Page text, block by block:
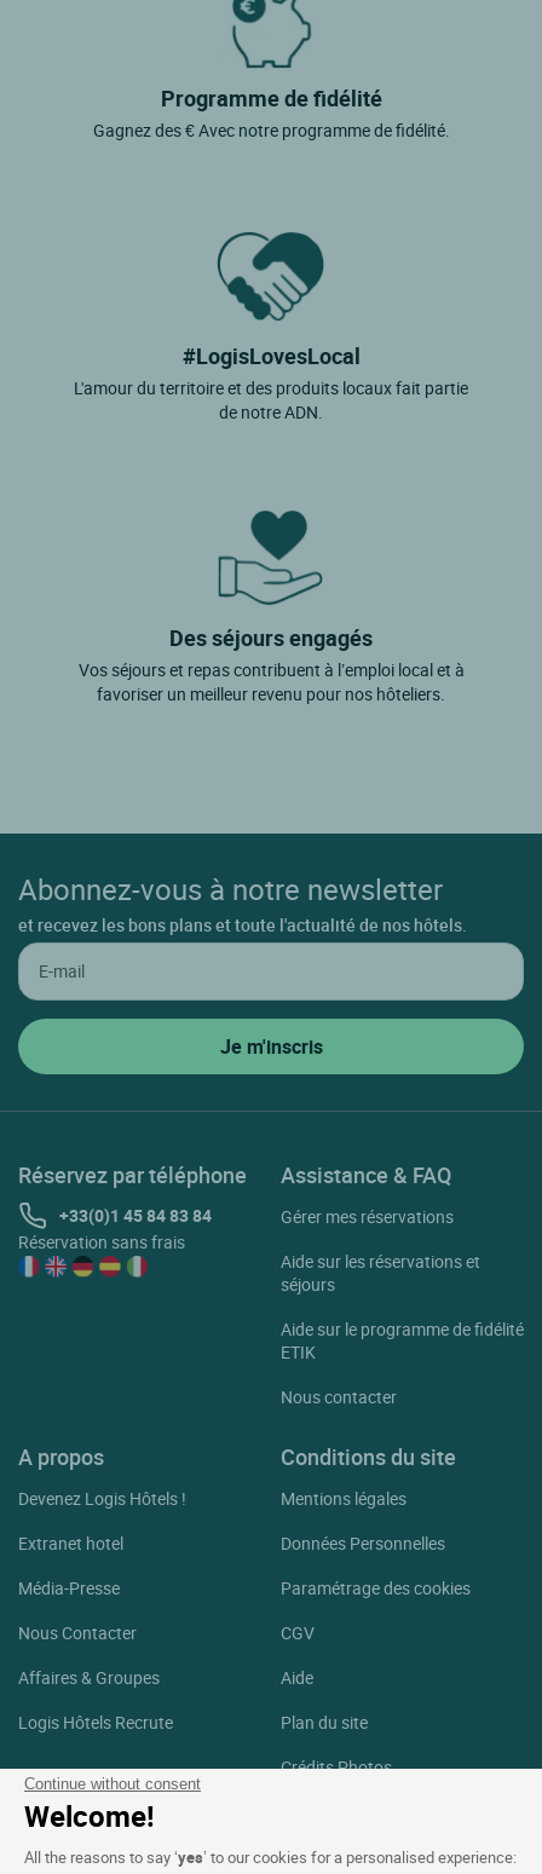
Continue without consent
Welcome!
All the reasons to say ‘yes’ to our cookies for a personalised experience:
Programme de fidélité
Gagnez des € Avec notre programme de fidélité.
#LogisLovesLocal
L'amour du territoire et des produits locaux fait partie
de notre ADN.
Des séjours engagés
Vos séjours et repas contribuent à l’emploi local et à
favoriser un meilleur revenu pour nos hôteliers.
Abonnez-vous à notre newsletter
et recevez les bons plans et toute l'actualité de nos hôtels.
Réservez par téléphone
+33(0)1 45 84 83 84
Réservation sans frais
Assistance & FAQ
Gérer mes réservations
Aide sur les réservations et
séjours
Aide sur le programme de fidélité
ETIK
Nous contacter
A propos
Devenez Logis Hôtels !
Extranet hotel
Média-Presse
Nous Contacter
Affaires & Groupes
Logis Hôtels Recrute
Conditions du site
Mentions légales
Données Personnelles
Paramétrage des cookies
CGV
Aide
Plan du site
Crédits Photos
Suivez-nous
Facebook Instagram